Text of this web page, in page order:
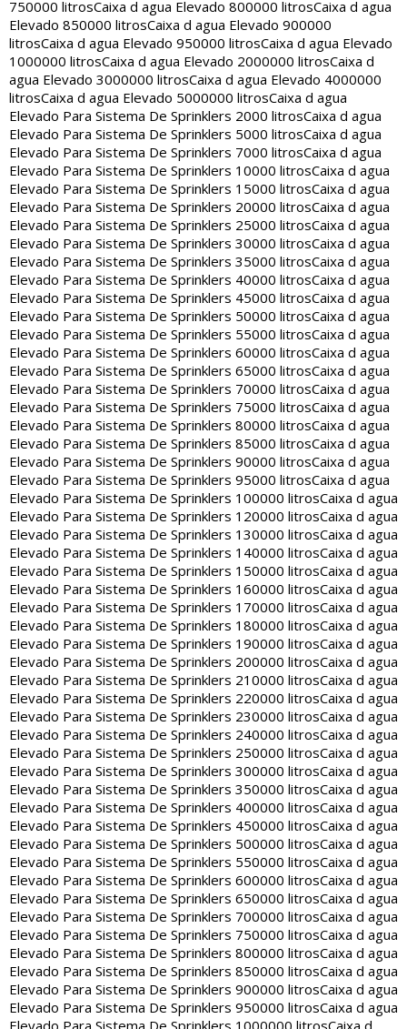
750000 litrosCaixa d agua Elevado 800000 litrosCaixa d agua
Elevado 850000 litrosCaixa d agua Elevado 900000
litrosCaixa d agua Elevado 950000 litrosCaixa d agua Elevado
1000000 litrosCaixa d agua Elevado 2000000 litrosCaixa d
agua Elevado 3000000 litrosCaixa d agua Elevado 4000000
litrosCaixa d agua Elevado 5000000 litrosCaixa d agua
Elevado Para Sistema De Sprinklers 2000 litrosCaixa d agua
Elevado Para Sistema De Sprinklers 5000 litrosCaixa d agua
Elevado Para Sistema De Sprinklers 7000 litrosCaixa d agua
Elevado Para Sistema De Sprinklers 10000 litrosCaixa d agua
Elevado Para Sistema De Sprinklers 15000 litrosCaixa d agua
Elevado Para Sistema De Sprinklers 20000 litrosCaixa d agua
Elevado Para Sistema De Sprinklers 25000 litrosCaixa d agua
Elevado Para Sistema De Sprinklers 30000 litrosCaixa d agua
Elevado Para Sistema De Sprinklers 35000 litrosCaixa d agua
Elevado Para Sistema De Sprinklers 40000 litrosCaixa d agua
Elevado Para Sistema De Sprinklers 45000 litrosCaixa d agua
Elevado Para Sistema De Sprinklers 50000 litrosCaixa d agua
Elevado Para Sistema De Sprinklers 55000 litrosCaixa d agua
Elevado Para Sistema De Sprinklers 60000 litrosCaixa d agua
Elevado Para Sistema De Sprinklers 65000 litrosCaixa d agua
Elevado Para Sistema De Sprinklers 70000 litrosCaixa d agua
Elevado Para Sistema De Sprinklers 75000 litrosCaixa d agua
Elevado Para Sistema De Sprinklers 80000 litrosCaixa d agua
Elevado Para Sistema De Sprinklers 85000 litrosCaixa d agua
Elevado Para Sistema De Sprinklers 90000 litrosCaixa d agua
Elevado Para Sistema De Sprinklers 95000 litrosCaixa d agua
Elevado Para Sistema De Sprinklers 100000 litrosCaixa d agua
Elevado Para Sistema De Sprinklers 120000 litrosCaixa d agua
Elevado Para Sistema De Sprinklers 130000 litrosCaixa d agua
Elevado Para Sistema De Sprinklers 140000 litrosCaixa d agua
Elevado Para Sistema De Sprinklers 150000 litrosCaixa d agua
Elevado Para Sistema De Sprinklers 160000 litrosCaixa d agua
Elevado Para Sistema De Sprinklers 170000 litrosCaixa d agua
Elevado Para Sistema De Sprinklers 180000 litrosCaixa d agua
Elevado Para Sistema De Sprinklers 190000 litrosCaixa d agua
Elevado Para Sistema De Sprinklers 200000 litrosCaixa d agua
Elevado Para Sistema De Sprinklers 210000 litrosCaixa d agua
Elevado Para Sistema De Sprinklers 220000 litrosCaixa d agua
Elevado Para Sistema De Sprinklers 230000 litrosCaixa d agua
Elevado Para Sistema De Sprinklers 240000 litrosCaixa d agua
Elevado Para Sistema De Sprinklers 250000 litrosCaixa d agua
Elevado Para Sistema De Sprinklers 300000 litrosCaixa d agua
Elevado Para Sistema De Sprinklers 350000 litrosCaixa d agua
Elevado Para Sistema De Sprinklers 400000 litrosCaixa d agua
Elevado Para Sistema De Sprinklers 450000 litrosCaixa d agua
Elevado Para Sistema De Sprinklers 500000 litrosCaixa d agua
Elevado Para Sistema De Sprinklers 550000 litrosCaixa d agua
Elevado Para Sistema De Sprinklers 600000 litrosCaixa d agua
Elevado Para Sistema De Sprinklers 650000 litrosCaixa d agua
Elevado Para Sistema De Sprinklers 700000 litrosCaixa d agua
Elevado Para Sistema De Sprinklers 750000 litrosCaixa d agua
Elevado Para Sistema De Sprinklers 800000 litrosCaixa d agua
Elevado Para Sistema De Sprinklers 850000 litrosCaixa d agua
Elevado Para Sistema De Sprinklers 900000 litrosCaixa d agua
Elevado Para Sistema De Sprinklers 950000 litrosCaixa d agua